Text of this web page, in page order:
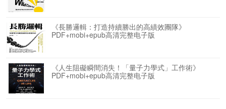
《長勝邏輯：打造持續勝出的高績效團隊》
PDF+mobi+epub高清完整电子版
《人生阻礙瞬間消失！「量子力學式」工作術》
PDF+mobi+epub高清完整电子版